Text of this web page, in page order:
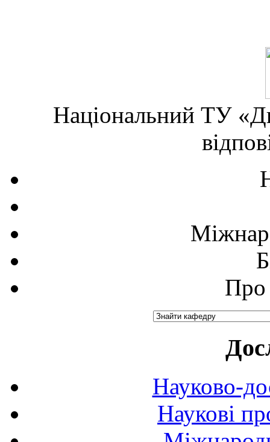
Національний ТУ
Про
Науково-
Наукові